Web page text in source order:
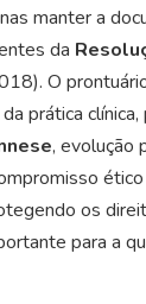
manter a
da
O
prática
, evolução
os
para a